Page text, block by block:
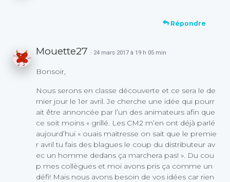
Répondre
Mouette27 · 24 mars 2017 à 19 h 05 min
Bonsoir,
Nous serons en classe découverte et ce sera le de
rnier jour le 1er avril. Je cherche une idée qui pourr
ait être annoncée par l’un des animateurs afin que
ce soit moins « grillé. Les CM2 m’en ont déjà parlé
aujourd’hui « ouais maitresse on sait que le premie
r avril tu fais des blagues le coup du distributeur av
ec un homme dedans ça marchera pas! ». Du cou
p mes collègues et moi avons pris ça comme un
défi! Mais nous avons besoin de vos idées car rien